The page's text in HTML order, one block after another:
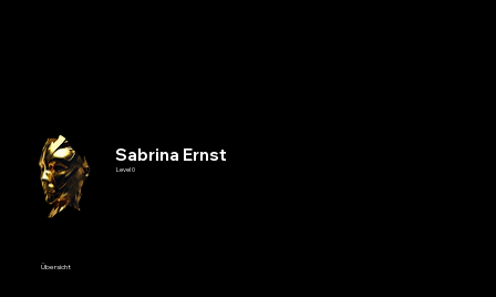
Übersicht
Sabrina Ernst
Level 0